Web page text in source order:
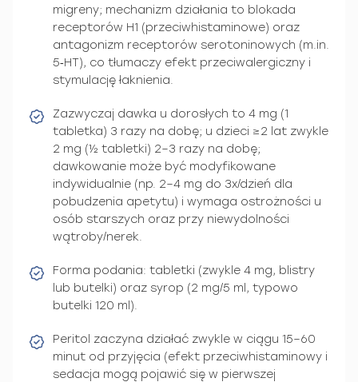
migreny; mechanizm działania to blokada
receptorów H1 (przeciwhistaminowe) oraz
antagonizm receptorów serotoninowych (m.in.
5‑HT), co tłumaczy efekt przeciwalergiczny i
stymulację łaknienia.
Zazwyczaj dawka u dorosłych to 4 mg (1
tabletka) 3 razy na dobę; u dzieci ≥2 lat zwykle
2 mg (½ tabletki) 2–3 razy na dobę;
dawkowanie może być modyfikowane
indywidualnie (np. 2–4 mg do 3x/dzień dla
pobudzenia apetytu) i wymaga ostrożności u
osób starszych oraz przy niewydolności
wątroby/nerek.
Forma podania: tabletki (zwykle 4 mg, blistry
lub butelki) oraz syrop (2 mg/5 ml, typowo
butelki 120 ml).
Peritol zaczyna działać zwykle w ciągu 15–60
minut od przyjęcia (efekt przeciwhistaminowy i
sedacja mogą pojawić się w pierwszej